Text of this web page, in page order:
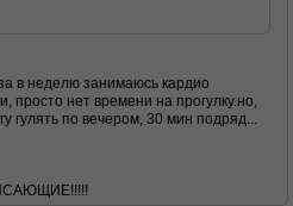
в неделю занимаюсь кардио
просто нет времени на прогулку.но,
гулять по вечером, 30 мин подряд...